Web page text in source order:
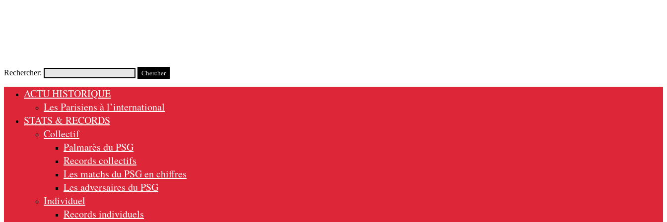
Rechercher:
ACTU HISTORIQUE
Les Parisiens à l’international
STATS & RECORDS
Collectif
Palmarès du PSG
Records collectifs
Les matchs du PSG en chiffres
Les adversaires du PSG
Individuel
Records individuels